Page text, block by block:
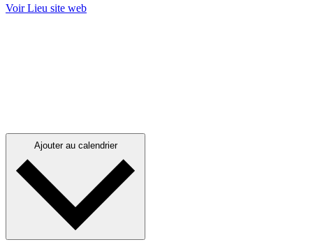
Voir Lieu site web
Ajouter au calendrier